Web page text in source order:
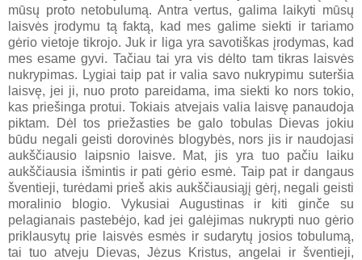
mūsų proto netobulumą. Antra vertus, galima laikyti mūsų
laisvės įrodymu tą faktą, kad mes galime siekti ir tariamo
gėrio vietoje tikrojo. Juk ir liga yra savotiškas įrodymas, kad
mes esame gyvi. Tačiau tai yra vis dėlto tam tikras laisvės
nukrypimas. Lygiai taip pat ir valia savo nukrypimu suteršia
laisvę, jei ji, nuo proto pareidama, ima siekti ko nors tokio,
kas priešinga protui. Tokiais atvejais valia laisvę panaudoja
piktam. Dėl tos priežasties be galo tobulas Dievas jokiu
būdu negali geisti dorovinės blogybės, nors jis ir naudojasi
aukščiausio laipsnio laisve. Mat, jis yra tuo pačiu laiku
aukščiausia išmintis ir pati gėrio esmė. Taip pat ir dangaus
šventieji, turėdami prieš akis aukščiausiąjį gėrį, negali geisti
moralinio blogio. Vykusiai Augustinas ir kiti ginče su
pelagianais pastebėjo, kad jei galėjimas nukrypti nuo gėrio
priklausytų prie laisvės esmės ir sudarytų josios tobulumą,
tai tuo atveju Dievas, Jėzus Kristus, angelai ir šventieji,